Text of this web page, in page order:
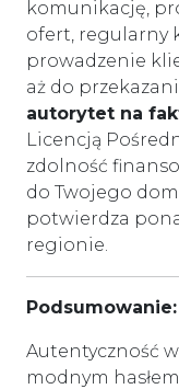
komunikację,
ofert, regularny
prowadzenie
aż do
autorytet na
Licencją
zdolność
do Twojego
potwierdza
regionie.
Podsumowanie:
Autentyczność
modnym